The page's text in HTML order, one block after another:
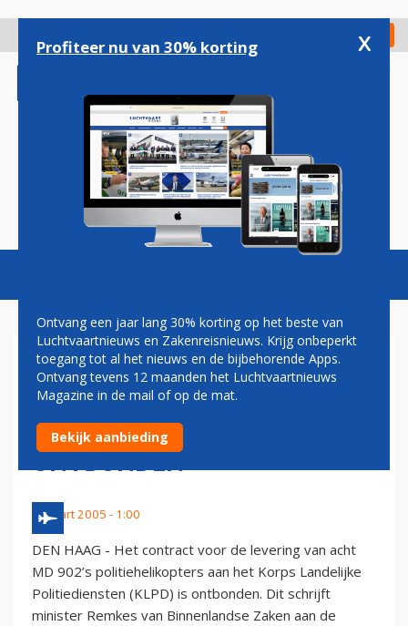
gaan
Check in
Magazine Podcasts Vacatures
MINISTER REMKES:
CONTRACT LEVERING MD-
902 POLITIEHELIKOPTERS
ONTBONDEN
1 maart 2005 - 1:00
DEN HAAG - Het contract voor de levering van acht
MD 902’s politiehelikopters aan het Korps Landelijke
Politiediensten (KLPD) is ontbonden. Dit schrijft
minister Remkes van Binnenlandse Zaken aan de
Profiteer nu van 30% korting x
Ontvang een jaar lang 30% korting op het beste van
Luchtvaartnieuws en Zakenreisnieuws. Krijg onbeperkt
toegang tot al het nieuws en de bijbehorende Apps.
Ontvang tevens 12 maanden het Luchtvaartnieuws
Magazine in de mail of op de mat.
Bekijk aanbieding